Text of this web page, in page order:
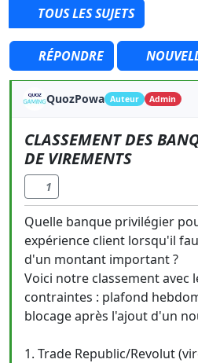
TOUS LES SUJETS
RÉPONDRE
QuozPowa Auteur Admin
CLASSEMENT DES
DE VIREMENTS
1
Quelle banque privilégier
expérience client lorsqu'il
d'un montant important ?
Voici notre classement avec
contraintes : plafond
blocage après l'ajout d'un
1. Trade Republic/Revolut